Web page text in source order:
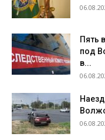
Пять
под
в...